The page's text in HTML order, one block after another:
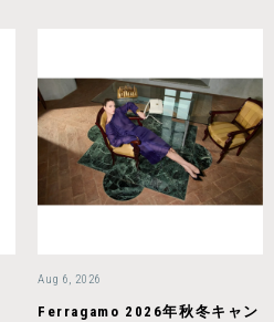
Aug 6, 2026
Ferragamo 2026年秋冬キャン